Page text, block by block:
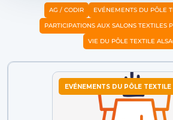
AG / CODIR
EVÉNEMENTS DU PÔLE
PARTICIPATIONS AUX SALONS TEXTILES
VIE DU PÔLE TEXTILE
EVÉNEMENTS DU PÔLE TEXTILE